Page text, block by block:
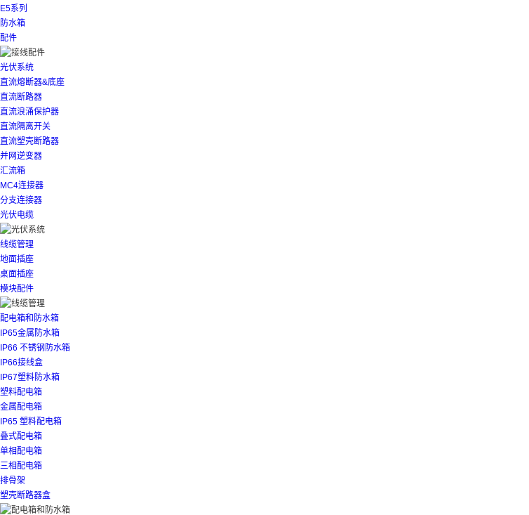
E5系列
防水箱
配件
光伏系统
直流熔断器&底座
直流断路器
直流浪涌保护器
直流隔离开关
直流塑壳断路器
并网逆变器
汇流箱
MC4连接器
分支连接器
光伏电缆
线缆管理
地面插座
桌面插座
模块配件
配电箱和防水箱
IP65金属防水箱
IP66 不锈钢防水箱
IP66接线盒
IP67塑料防水箱
塑料配电箱
金属配电箱
IP65 塑料配电箱
叠式配电箱
单相配电箱
三相配电箱
排骨架
塑壳断路器盒